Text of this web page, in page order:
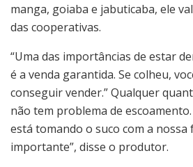
manga, goiaba e jabuticaba, ele
das cooperativas.
“Uma das importâncias de estar
é a venda garantida. Se colheu,
conseguir vender.” Qualquer
não tem problema de
está tomando o suco com a
importante”, disse o produtor.